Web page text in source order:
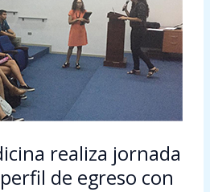
realiza jornada
de egreso con